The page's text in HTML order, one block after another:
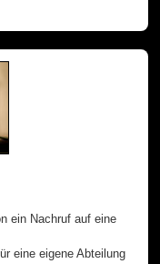
ein Nachruf auf eine
eine eigene Abteilung